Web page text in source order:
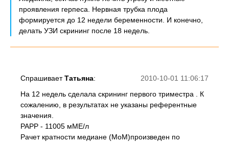
проявления герпеса. Нервная трубка плода
формируется до 12 недели беременности. И конечно,
делать УЗИ скрининг после 18 недель.
2010-10-01 11:06:17
СпрашиваетТатьяна:
На 12 недель сделала скрининг первого триместра . К
сожалению, в результатах не указаны референтные
значения.
РАРР - 11005 мМЕ/л
Рачет кратности медиане (МоМ)произведен по